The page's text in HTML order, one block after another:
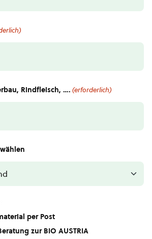
Rindfleisch, …. (erforderlich)
per Post
zur BIO AUSTRIA